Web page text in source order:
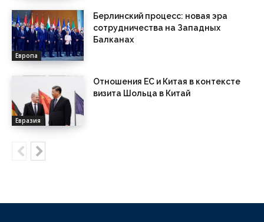
Европа
Берлинский процесс: новая эра
сотрудничества на Западных
Балканах
Евразия
Отношения ЕС и Китая в контексте
визита Шольца в Китай